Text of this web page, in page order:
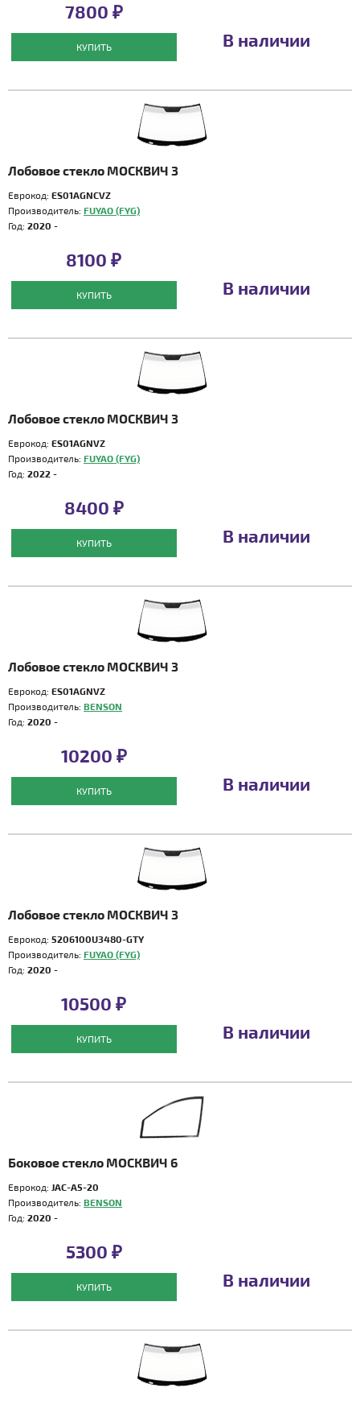
7800 ₽
КУПИТЬ В наличии
Лобовое стекло МОСКВИЧ 3
Еврокод: ES01AGNCVZ
Производитель: FUYAO (FYG)
Год: 2020 -
8100 ₽
КУПИТЬ В наличии
Лобовое стекло МОСКВИЧ 3
Еврокод: ES01AGNVZ
Производитель: FUYAO (FYG)
Год: 2022 -
8400 ₽
КУПИТЬ В наличии
Лобовое стекло МОСКВИЧ 3
Еврокод: ES01AGNVZ
Производитель: BENSON
Год: 2020 -
10200 ₽
КУПИТЬ В наличии
Лобовое стекло МОСКВИЧ 3
Еврокод: 5206100U3480-GTY
Производитель: FUYAO (FYG)
Год: 2020 -
10500 ₽
КУПИТЬ В наличии
Боковое стекло МОСКВИЧ 6
Еврокод: JAC-A5-20
Производитель: BENSON
Год: 2020 -
5300 ₽
КУПИТЬ В наличии